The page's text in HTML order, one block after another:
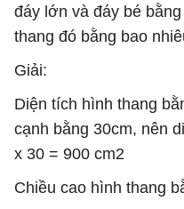
đáy lớn và đáy bé
thang đó bằng bao
Giải:
Diện tích hình thang
cạnh bằng 30cm, nên
x 30 = 900 cm2
Chiều cao hình thang